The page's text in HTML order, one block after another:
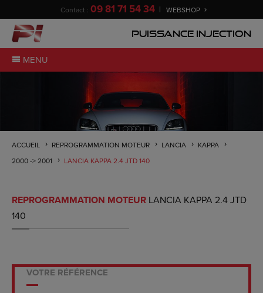
Contact : 09 81 71 54 34 WEBSHOP
Puissance Injection
MENU
ACCUEIL REPROGRAMMATION MOTEUR LANCIA
KAPPA
2000 -> 2001
LANCIA KAPPA 2.4 JTD 140
REPROGRAMMATION MOTEUR LANCIA KAPPA 2.4 JTD
140
VOTRE RÉFÉRENCE